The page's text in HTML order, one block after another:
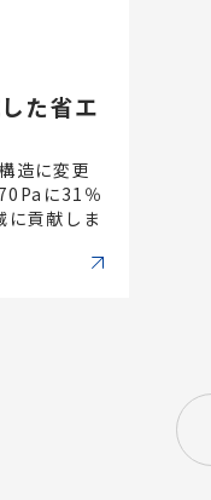
た省エ
造に変更
に31％
貢献しま